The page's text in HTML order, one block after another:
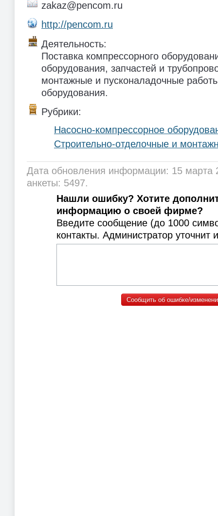
zakaz@pencom.ru
http://pencom.ru
Деятельность:
Поставка компрессорного
оборудования, запчастей и
монтажные и пусконаладочные
оборудования.
Рубрики:
Насосно-компрессорное
Строительно-отделочные и
Дата обновления информации: 15 марта
анкеты: 5497.
Нашли ошибку? Хотите
информацию о своей фирме?
Введите сообщение (до 1000
контакты. Администратор